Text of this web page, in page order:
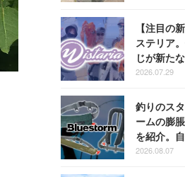
【注目の
ステリア
じが新た
2026.07.29
釣りのス
ームの膨
を紹介。
釣りを
2026.08.07